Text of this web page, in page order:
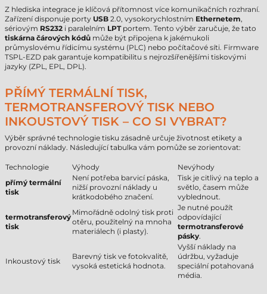
Z hlediska integrace je klíčová přítomnost více komunikačních rozhraní.
Zařízení disponuje porty USB 2.0, vysokorychlostním Ethernetem,
sériovým RS232 i paralelním LPTportem. Tento výběr zaručuje, že tato
tiskárna čárových kódů může být připojena k jakémukoli
průmyslovému řídicímu systému (PLC) nebo počítačové síti. Firmware
TSPL-EZD pak garantuje kompatibilitu s nejrozšířenějšími tiskovými
jazyky (ZPL, EPL, DPL).
PŘÍMÝ TERMÁLNÍ TISK,
TERMOTRANSFEROVÝ TISK NEBO
INKOUSTOVÝ TISK – CO SI VYBRAT?
Výběr správné technologie tisku zásadně určuje životnost etikety a
provozní náklady. Následující tabulka vám pomůže se zorientovat:
Technologie Výhody
Nevýhody
přímý termální
tisk
Není potřeba barvicí páska,
nižší provozní náklady u
krátkodobého značení.
Tisk je citlivý na teplo a
světlo, časem může
vyblednout.
termotransferový
tisk
Mimořádně odolný tisk proti
otěru, použitelný na mnoha
materiálech (i plasty).
Je nutné použít
odpovídající
termotransferové
pásky.
Inkoustový tisk
Barevný tisk ve fotokvalitě,
vysoká estetická hodnota.
Vyšší náklady na
údržbu, vyžaduje
speciální potahovaná
média.